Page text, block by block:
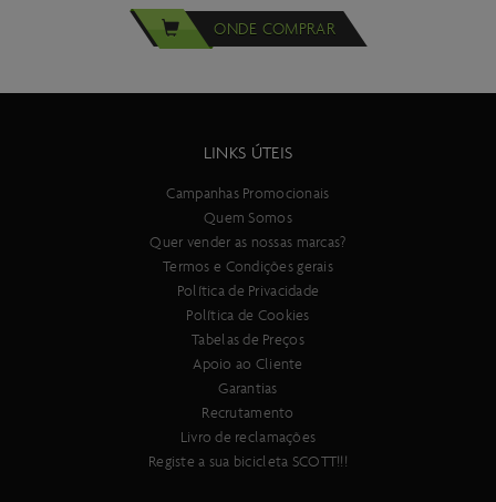
ONDE COMPRAR
LINKS ÚTEIS
Campanhas Promocionais
Quem Somos
Quer vender as nossas marcas?
Termos e Condições gerais
Política de Privacidade
Política de Cookies
Tabelas de Preços
Apoio ao Cliente
Garantias
Recrutamento
Livro de reclamações
Registe a sua bicicleta SCOTT!!!